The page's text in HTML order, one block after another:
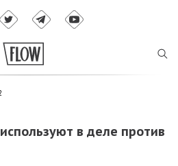
в деле против